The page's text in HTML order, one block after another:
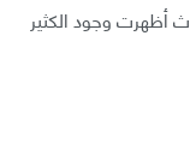
أظهرت وجود الكثير